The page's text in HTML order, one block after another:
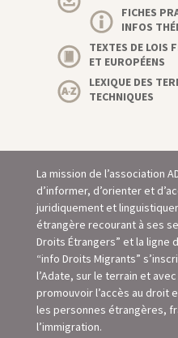
FICHES
INFOS
TEXTES DE LOIS
ET EUROPÉENS
LEXIQUE DES
TECHNIQUES
La mission de l’association
d’informer, d’orienter et
juridiquement et
étrangère recourant à ses
Droits Étrangers” et la ligne
“info Droits Migrants”
l’Adate, sur le terrain et
promouvoir l’accès au
les personnes étrangères,
l’immigration.